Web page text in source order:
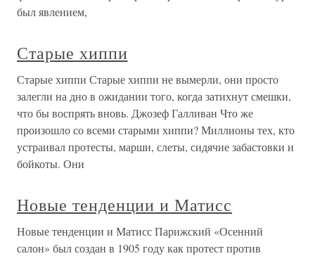
был явлением,
Старые хиппи
Старые хиппи Старые хиппи не вымерли, они просто
залегли на дно в ожидании того, когда затихнут смешки,
что бы воспрять вновь. Джозеф Галливан Что же
произошло со всеми старыми хиппи? Миллионы тех, кто
устраивал протесты, марши, слеты, сидячие забастовки и
бойкоты. Они
Новые тенденции и Матисс
Новые тенденции и Матисс Парижский «Осенний
салон» был создан в 1905 году как протест против